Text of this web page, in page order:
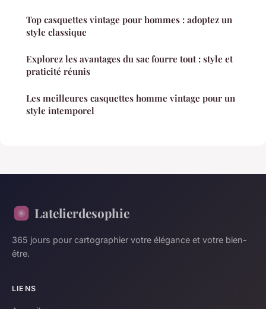
Top casquettes vintage pour hommes : adoptez un
style classique
Explorez les avantages du sac fourre tout : style et
praticité réunis
Les meilleures casquettes homme vintage pour un
style intemporel
Latelierdesophie
365 jours pour cartographier votre élégance et votre bien-
être.
LIENS